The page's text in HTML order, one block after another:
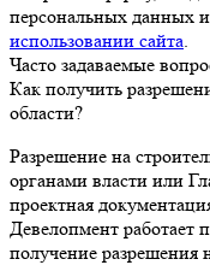
персональных данных
использовании сайта
Часто задаваемые
Как получить
области?
Разрешение на
органами власти или
проектная
Девелопмент работает
получение разрешения